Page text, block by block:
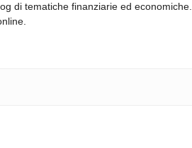
di tematiche finanziarie ed